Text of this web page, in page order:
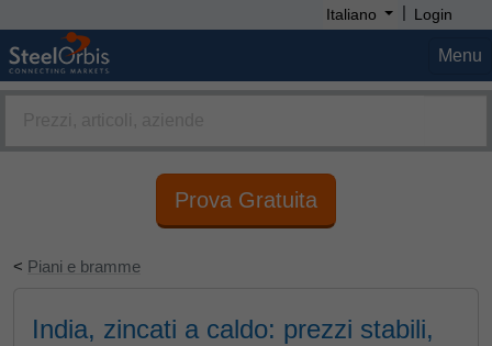
Italiano | Login
Menu
Prova Gratuita
< Piani e bramme
India, zincati a caldo: prezzi stabili,